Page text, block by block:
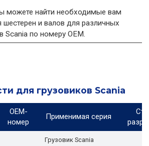
можете найти необходимые вам
шестерен и валов для различных
Scania по номеру OEM.
для грузовиков Scania
OEM-
номер
Применимая серия
Грузовик Scania